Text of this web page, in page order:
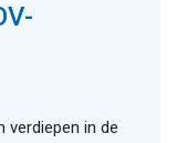
verdiepen in de